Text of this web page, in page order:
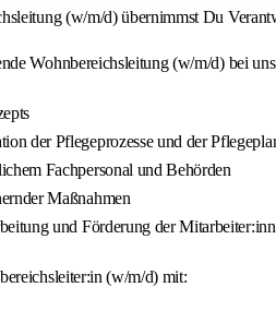
(w/m/d) übernimmst Du
Wohnbereichsleitung (w/m/d) bei
der Pflegeprozesse und der
Fachpersonal und Behörden
Maßnahmen
und Förderung der
(w/m/d) mit: